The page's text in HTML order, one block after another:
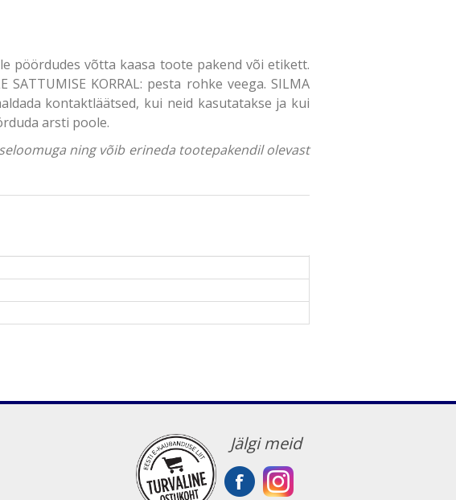
pöördudes võtta kaasa toote pakend või etikett.
KORRAL: pesta rohke veega. SILMA
kontaktläätsed, kui neid kasutatakse ja kui
arsti poole.
ning võib erineda tootepakendil olevast
Jälgi meid